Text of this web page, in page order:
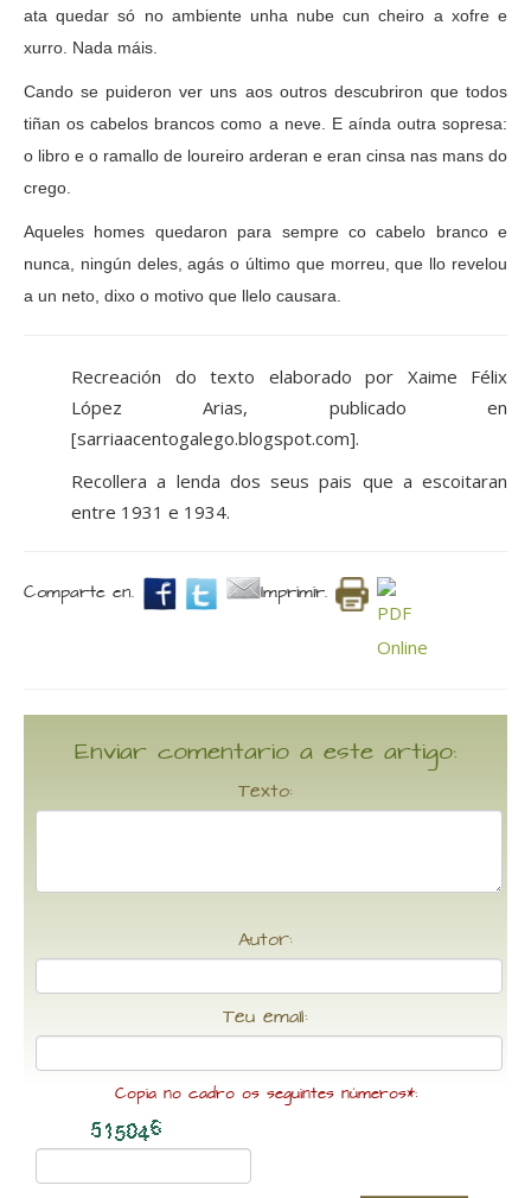
ata quedar só no ambiente unha nube cun cheiro a xofre e
xurro. Nada máis.
Cando se puideron ver uns aos outros descubriron que todos
tiñan os cabelos brancos como a neve. E aínda outra sopresa:
o libro e o ramallo de loureiro arderan e eran cinsa nas mans do
crego.
Aqueles homes quedaron para sempre co cabelo branco e
nunca, ningún deles, agás o último que morreu, que llo revelou
a un neto, dixo o motivo que llelo causara.
Recreación do texto elaborado por Xaime Félix
López Arias, publicado en
[sarriaacentogalego.blogspot.com].
Recollera a lenda dos seus pais que a escoitaran
entre 1931 e 1934.
Comparte en. Imprimir.
Enviar comentario a este artigo:
Texto:
Autor:
Teu email:
Copia no cadro os seguintes números*: